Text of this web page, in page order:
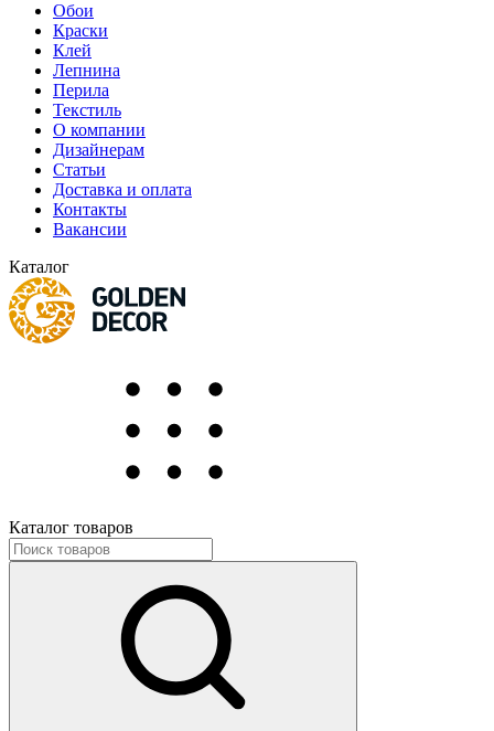
Обои
Краски
Клей
Лепнина
Перила
Текстиль
О компании
Дизайнерам
Статьи
Доставка и оплата
Контакты
Вакансии
Каталог
Каталог товаров